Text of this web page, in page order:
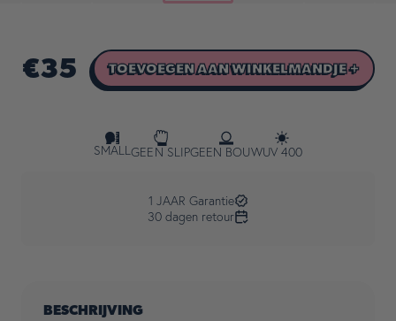
€35 TOEVOEGEN AAN WINKELMANDJE +
SMALLGEEN SLIPGEEN BOUWUV 400
1 JAAR Garantie
30 dagen retour
BESCHRIJVING